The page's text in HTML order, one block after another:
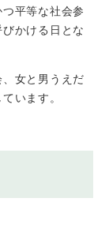
平等な社会参
かける日とな
、女と男うえだ
います。